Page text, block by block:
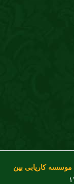
موسسه کاریابی بین